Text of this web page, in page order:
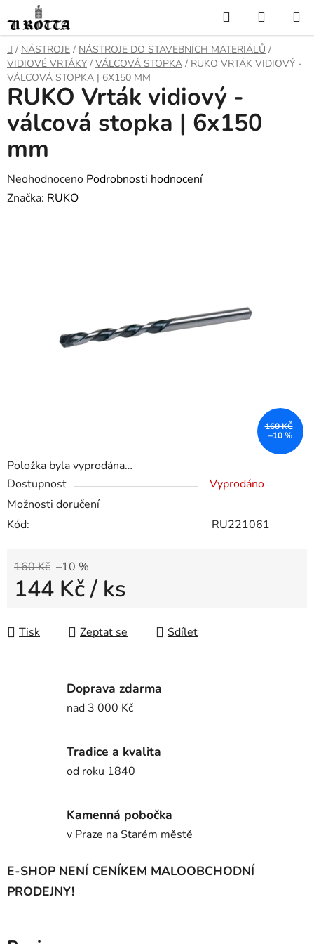
na
obsah
Hledat
KOŠÍK
DOMŮ
/ NÁSTROJE / NÁSTROJE DO STAVEBNÍCH MATERIÁLŮ /
VIDIOVÉ VRTÁKY / VÁLCOVÁ STOPKA / RUKO VRTÁK VIDIOVÝ -
VÁLCOVÁ STOPKA | 6X150 MM
Položka byla vyprodána…
Dostupnost
Vyprodáno
Možnosti doručení
Kód:
RU221061
160 Kč –10 %
144 Kč/ ks
Tisk
Zeptat se Sdílet
RUKO Vrták vidiový -
válcová stopka | 6x150
mm
Průměrné
hodnocení
Neohodnoceno Podrobnosti hodnocení
Značka: RUKO
160 KČ
–10 %
Doprava zdarma
nad 3 000 Kč
Tradice a kvalita
od roku 1840
Kamenná pobočka
v Praze na Starém městě
E-SHOP NENÍ CENÍKEM MALOOBCHODNÍ
PRODEJNY!